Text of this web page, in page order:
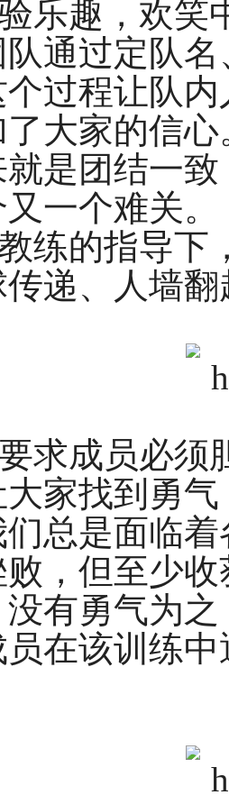
乐趣，欢笑
队通过定队
个过程让队
了大家的信
是团结一
一个难关。
练的指导下
递、人墙
求成员必须
家找到勇
总是面临
，但至少
有勇气为
在该训练